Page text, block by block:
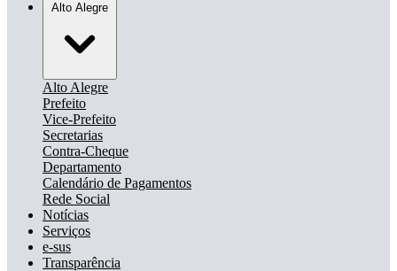
Alto Alegre
Alto Alegre
Prefeito
Vice-Prefeito
Secretarias
Contra-Cheque
Departamento
Calendário de Pagamentos
Rede Social
Notícias
Serviços
e-sus
Transparência